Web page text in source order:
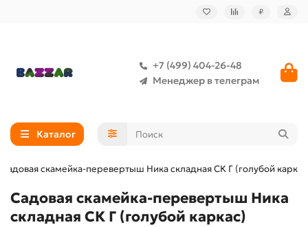
₽
+7 (499) 404-26-48
Менеджер в телеграм
Каталог
Садовая скамейка-перевертыш Ника складная СК Г (голубой
Садовая скамейка-перевертыш Ника
складная СК Г (голубой каркас)